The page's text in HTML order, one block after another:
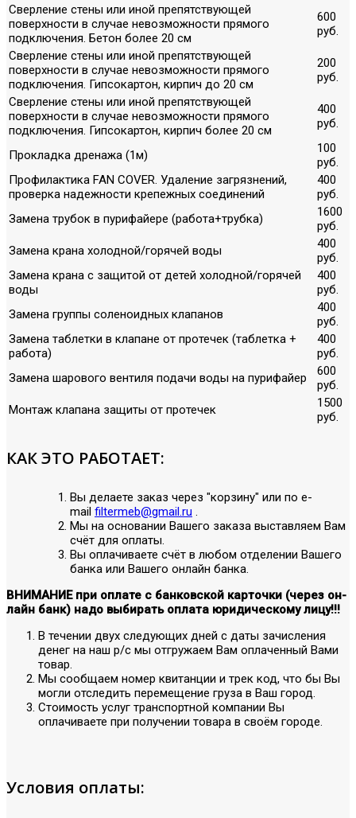
Сверление стены или иной препятствующей
поверхности в случае невозможности прямого
подключения. Бетон более 20 см
600
руб.
Сверление стены или иной препятствующей
поверхности в случае невозможности прямого
подключения. Гипсокартон, кирпич до 20 см
200
руб.
Сверление стены или иной препятствующей
поверхности в случае невозможности прямого
подключения. Гипсокартон, кирпич более 20 см
400
руб.
Прокладка дренажа (1м)
100
руб.
Профилактика FAN COVER. Удаление загрязнений,
проверка надежности крепежных соединений
400
руб.
Замена трубок в пурифайере (работа+трубка)
1600
руб.
Замена крана холодной/горячей воды
400
руб.
Замена крана с защитой от детей холодной/горячей
воды
400
руб.
Замена группы соленоидных клапанов
400
руб.
Замена таблетки в клапане от протечек (таблетка +
работа)
400
руб.
Замена шарового вентиля подачи воды на пурифайер
600
руб.
Монтаж клапана защиты от протечек
1500
руб.
КАК ЭТО РАБОТАЕТ:
Вы делаете заказ через "корзину" или по е-
mail filtermeb@gmail.ru .
Мы на основании Вашего заказа выставляем Вам
счёт для оплаты.
Вы оплачиваете счёт в любом отделении Вашего
банка или Вашего онлайн банка.
ВНИМАНИЕ при оплате с банковской карточки (через он-
лайн банк) надо выбирать оплата юридическому лицу!!!
В течении двух следующих дней с даты зачисления
денег на наш р/с мы отгружаем Вам оплаченный Вами
товар.
Мы сообщаем номер квитанции и трек код, что бы Вы
могли отследить перемещение груза в Ваш город.
Стоимость услуг транспортной компании Вы
оплачиваете при получении товара в своём городе.
Условия оплаты: